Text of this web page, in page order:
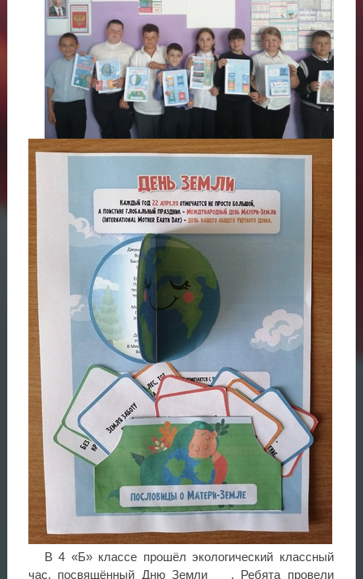
В 4 «Б» классе прошёл экологический классный
час, посвящённый Дню Земли
. Ребята провели